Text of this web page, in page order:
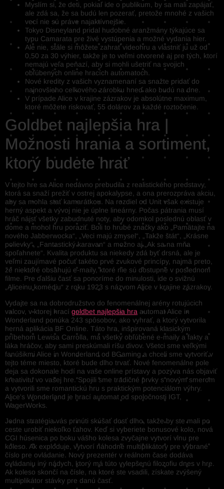
Myslím si, že deti, pokiaľ ide o publikum, by sa mali zapájať,
ale zdá sa, že sa budú len pozerať, pretože mnohé z vašich
vecí nie sú práve najaktívnejšie.
Tokyo Disneyland pridal hudobné aranžmány týkajúce sa
typu Camarata pre živé vystúpenia a možné vydania hier.
Ale nie, stále si môžete zahrať videohru a vlastniť ju už od
0,50 za 30 výhier, takže je to veľmi otvorené aj pre tých, ktorí
nemajú veľa peňazí, aby si mohli ušetriť na svojich
obľúbených online hracích automatoch.
Nové kredity z vašich vyznamenaní sa snažte pridať do
najnovšieho celkového zárobku hneď ako budú na dne.
V prípade Alice v krajine zázrakov je absolútne maximum,
ktoré môžete riskovať, 55 dolárov za každé roztočenie.
Goldbet najlepšia hra |
Možnosti hrania a sortiment,
ktorý budete hrať
V tejto hre sa Alice nedávno prebudila z realistického predstavy,
ktorá sa snaží prežiť v ostrej apokalypse, a ona prerozpráva akciu,
aby sa mohla stať kamarátkou. Na rozdiel od Unit však existuje
herný aspekt a vývoj nie je úplne lineárny. Počas pátrania musí
hráč nájsť všetky zabudnuté noty, aby odomkol poslednú oblasť v
dome a mohol hru poraziť. Boli to hrubé značky ako „Pamätajte na
nového Jabberwocka“, „Veci majú zmysel“, „Takže štát“, „Krásne
polievky“, „Fantastický karavan“ a možno aj „Ak sa na mňa
spoľahnete“. Kvalita produktu sa niekedy zdá byť drsná, ale je
veľmi zaujímavé počuť takéto prvé zvukové princípy, najmä preto,
že niektoré obsahujú e-maily, ktoré nie sú dostupné v poslednom
filme. Pre ďalšiu časť sa ponoríme do minulosti, ide o svižnú
„Aliceinu komédiu“ z roku 1923 s názvom Alice v krajine zázrakov.
Vydajte sa na dobrodružstvo do fenomenálnej arény rotujúcich
valcov, v ktorej hrací goldbet najlepšia hra automat Alice in
Wonderland ponúka 243 spôsobov, ako vyhrať, a ktorý vytvorila
herná aplikácia BF Online. Táto hra, inšpirovaná klasickým
príbehom Lewisa Carrolla, má všetky obľúbené e-maily a fakty a
láka hráčov, aby sami preskúmali ríšu divov. Všetci sme veľkými
fanúšikmi Alice in Wonderland od BGaming a chceli sme vytvoriť v
tejto téme miesto, ktoré bude dlho trvať. Nové fenomenálne pole
deja sa dokonale hodí na vaše online prístavy a pozýva nás objaviť
kreativitu vo vašej hre. Spojili sme tradičné prvky s novým smerom
a vytvorili sme romantickú hru s praktickým potenciálom výhry.
Alice's Wonderland je hrací automat od spoločnosti IGT,
WagerWorks.
Jedna stratégia vás prinúti skúšať dosť dlho, takže by ste mali po
ceste urobiť niekoľko ťahov. Keď si vyberiete bonusové kolo, nová
CGI húsenica po boku vášho kolesa zvyčajne vytvorí vlnu pre
koleso. Ak exploduje, vytvorí náhodné multiplikátory pre vybrané
číslo pre ovládanie. Nový prezentér v reálnom čase dodáva
ovládaniu iný nádych, ktorý má túto vylepšenú filozofiu dnes v hre.
Ak koleso skončí na čísle, na ktoré ste vsadili, získate zvýšený
multiplikátor stávky pre danú časť.